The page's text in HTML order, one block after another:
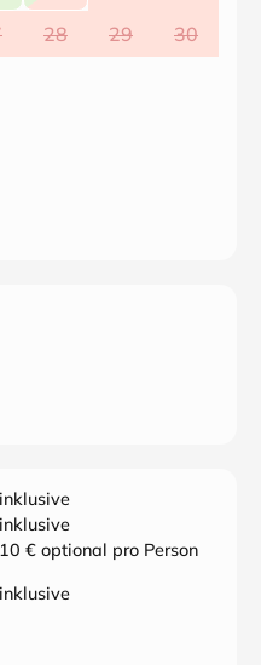
28 29
30
inklusive
inklusive
10 € optional pro Person
inklusive